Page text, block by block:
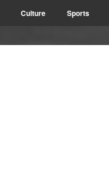
Culture Sports